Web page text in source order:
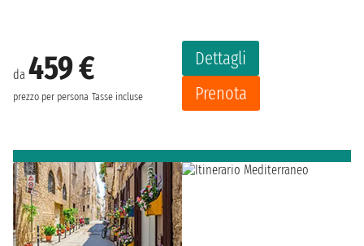
da 459 €
prezzo per persona Tasse incluse
Dettagli
Prenota